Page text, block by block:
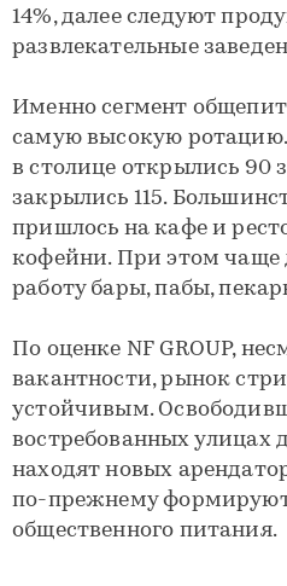
14%, далее следуют
развлекательные
Именно сегмент
самую высокую ротацию.
в столице открылись 90
закрылись 115.
пришлось на кафе и
кофейни. При этом чаще
работу бары, пабы,
По оценке NF GROUP,
вакантности, рынок
устойчивым.
востребованных улицах
находят новых
по-прежнему
общественного питания.